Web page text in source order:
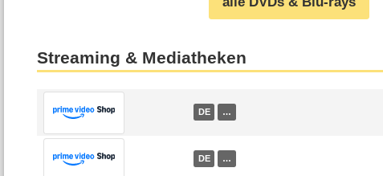
Streaming & Mediatheken
DE …
DE …